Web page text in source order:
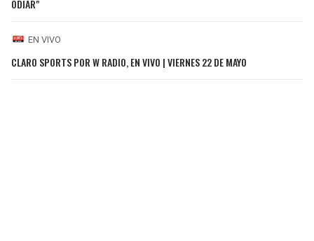
ODIAR"
EN VIVO
CLARO SPORTS POR W RADIO, EN VIVO | VIERNES 22 DE MAYO